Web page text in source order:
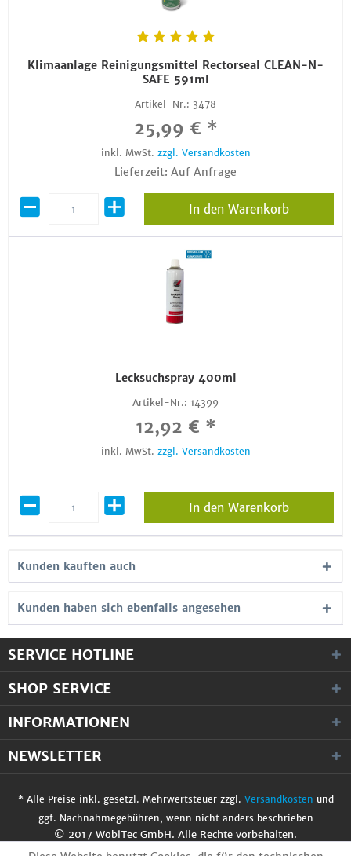
Klimaanlage Reinigungsmittel Rectorseal CLEAN-N-
SAFE 591ml
Artikel-Nr.: 3478
25,99 € *
inkl. MwSt. zzgl. Versandkosten
Lieferzeit: Auf Anfrage
In den Warenkorb
Lecksuchspray 400ml
Artikel-Nr.: 14399
12,92 € *
inkl. MwSt. zzgl. Versandkosten
In den Warenkorb
Kunden kauften auch
Kunden haben sich ebenfalls angesehen
SERVICE HOTLINE
SHOP SERVICE
INFORMATIONEN
NEWSLETTER
* Alle Preise inkl. gesetzl. Mehrwertsteuer zzgl. Versandkosten und
ggf. Nachnahmegebühren, wenn nicht anders beschrieben
© 2017 WobiTec GmbH. Alle Rechte vorbehalten.